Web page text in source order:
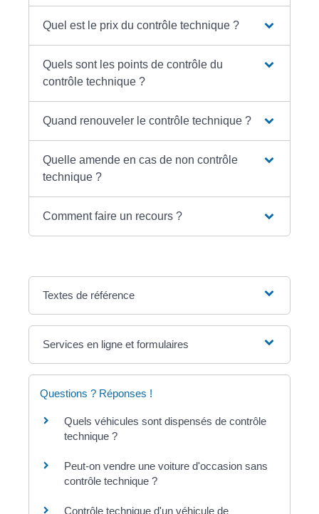
Quel est le prix du contrôle technique ?
Quels sont les points de contrôle du
contrôle technique ?
Quand renouveler le contrôle technique ?
Quelle amende en cas de non contrôle
technique ?
Comment faire un recours ?
Textes de référence
Services en ligne et formulaires
Questions ? Réponses !
Quels véhicules sont dispensés de contrôle
technique ?
Peut-on vendre une voiture d'occasion sans
contrôle technique ?
Contrôle technique d'un véhicule de